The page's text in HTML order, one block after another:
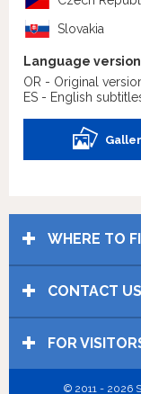
Slovakia
Language
OR - Original
ES - English
WHERE TO
CONTACT US
FOR
© 2011 - 2026